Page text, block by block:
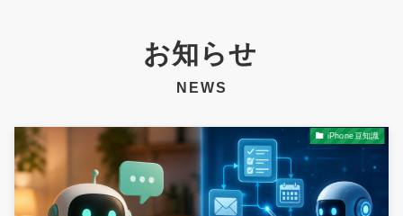
お知らせ
NEWS
iPhone豆知識